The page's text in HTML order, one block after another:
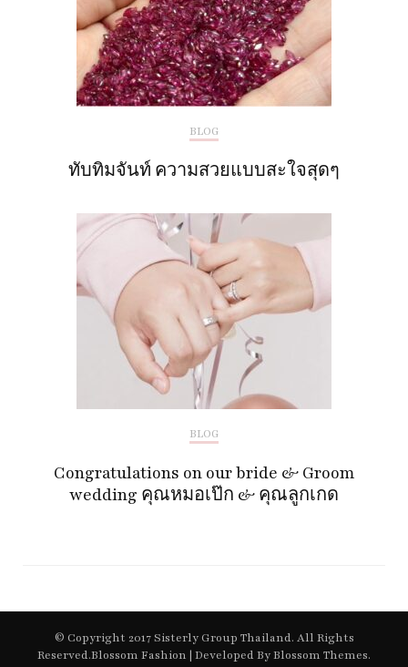
BLOG
ทับทิมจันท์ ความสวยแบบสะใจสุดๆ
BLOG
Congratulations on our bride & Groom
wedding คุณหมอเป๊ก & คุณลูกเกด
© Copyright 2017 Sisterly Group Thailand. All Rights
Reserved.Blossom Fashion | Developed ByBlossom Themes.